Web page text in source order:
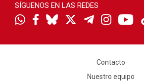
SÍGUENOS EN LAS REDES
Contacto
Nuestro equipo